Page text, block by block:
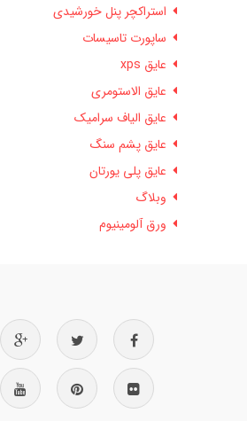
استراکچر پنل خورشیدی
ساپورت تاسیسات
عایق xps
عایق الاستومری
عایق الیاف سرامیک
عایق پشم سنگ
عایق پلی یورتان
وبلاگ
ورق آلومینیوم